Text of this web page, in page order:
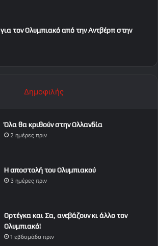
τον Ολυμπιακό από την Αντβέρπ στην
Δημοφιλής
Όλα θα κριθούν στην Ολλανδία
2 ημέρες πριν
Η αποστολή του Ολυμπιακού
3 ημέρες πριν
Ορτέγκα και Σα, ανεβάζουν κι άλλο τον
Ολυμπιακό!
1 εβδομάδα πριν